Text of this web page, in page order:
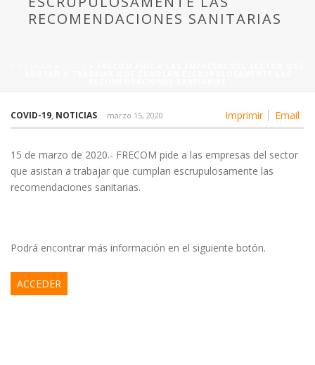
RECOMENDACIONES SANITARIAS
Imprimir Email
COVID-19, NOTICIAS marzo 15, 2020
15 de marzo de 2020.- FRECOM pide a las empresas del sector
que asistan a trabajar que cumplan escrupulosamente las
recomendaciones sanitarias.
Podrá encontrar más información en el siguiente botón.
ACCEDER